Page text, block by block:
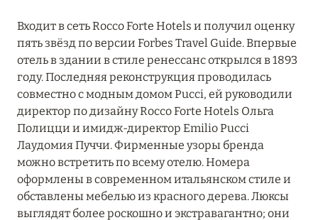
Pieve Aldina
Principe Forte dei Marmi
Terme di Saturnia Natural Destination
Villa Roma Imperiale
ВЕРСИЛИЯ 0
Входит в сеть Rocco Forte Hotels и получил оценку
пять звёзд по версии Forbes Travel Guide. Впервые
отель в здании в стиле ренессанс открылся в 1893
году. Последняя реконструкция проводилась
совместно с модным домом Pucci, ей руководили
директор по дизайну Rocco Forte Hotels Ольга
Полицци и имидж-директор Emilio Pucci
Лаудомия Пуччи. Фирменные узоры бренда
можно встретить по всему отелю. Номера
оформлены в современном итальянском стиле и
обставлены мебелью из красного дерева. Люксы
выглядят более роскошно и экстравагантно; они